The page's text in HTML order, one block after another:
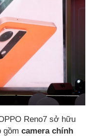
Reno7 sở hữu
gồm camera chính